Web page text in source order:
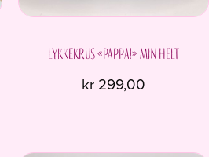
Lykkekrus «Pappa!» Min helt
kr299,00